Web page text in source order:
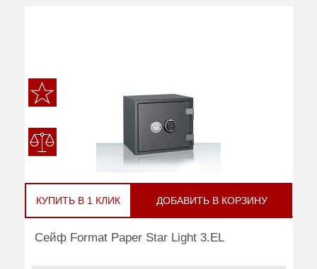
КУПИТЬ В 1 КЛИК ДОБАВИТЬ В КОРЗИНУ
Сейф Format Paper Star Light 3.EL